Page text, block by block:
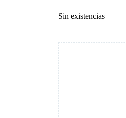
Sin existencias